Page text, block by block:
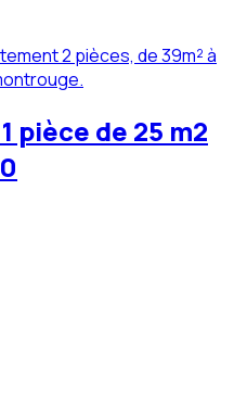
2 pièces, de 39m² à
pièce de 25 m2